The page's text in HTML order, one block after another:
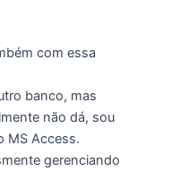
com essa
banco, mas
não dá, sou
MS Access.
gerenciando